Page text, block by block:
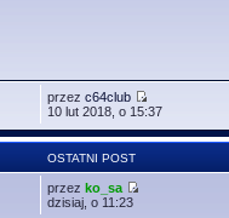
przezc64club
10 lut 2018, o 15:37
OSTATNI POST
przezko_sa
dzisiaj, o 11:23